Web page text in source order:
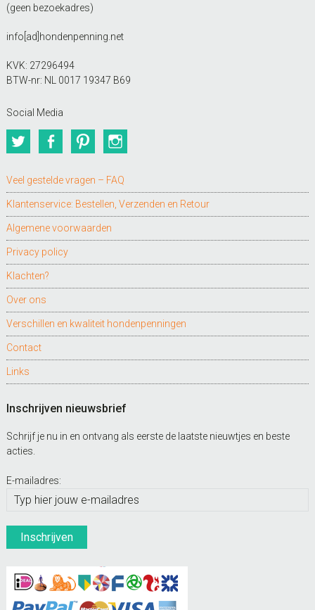
(geen bezoekadres)
info[ad]hondenpenning.net
KVK: 27296494
BTW-nr: NL 0017 19347 B69
Social Media
TwitterFacebookPinterest
Veel gestelde vragen – FAQ
Klantenservice: Bestellen, Verzenden en Retour
Algemene voorwaarden
Privacy policy
Klachten?
Over ons
Verschillen en kwaliteit hondenpenningen
Contact
Links
Inschrijven nieuwsbrief
Schrijf je nu in en ontvang als eerste de laatste nieuwtjes en beste
acties.
E-mailadres: